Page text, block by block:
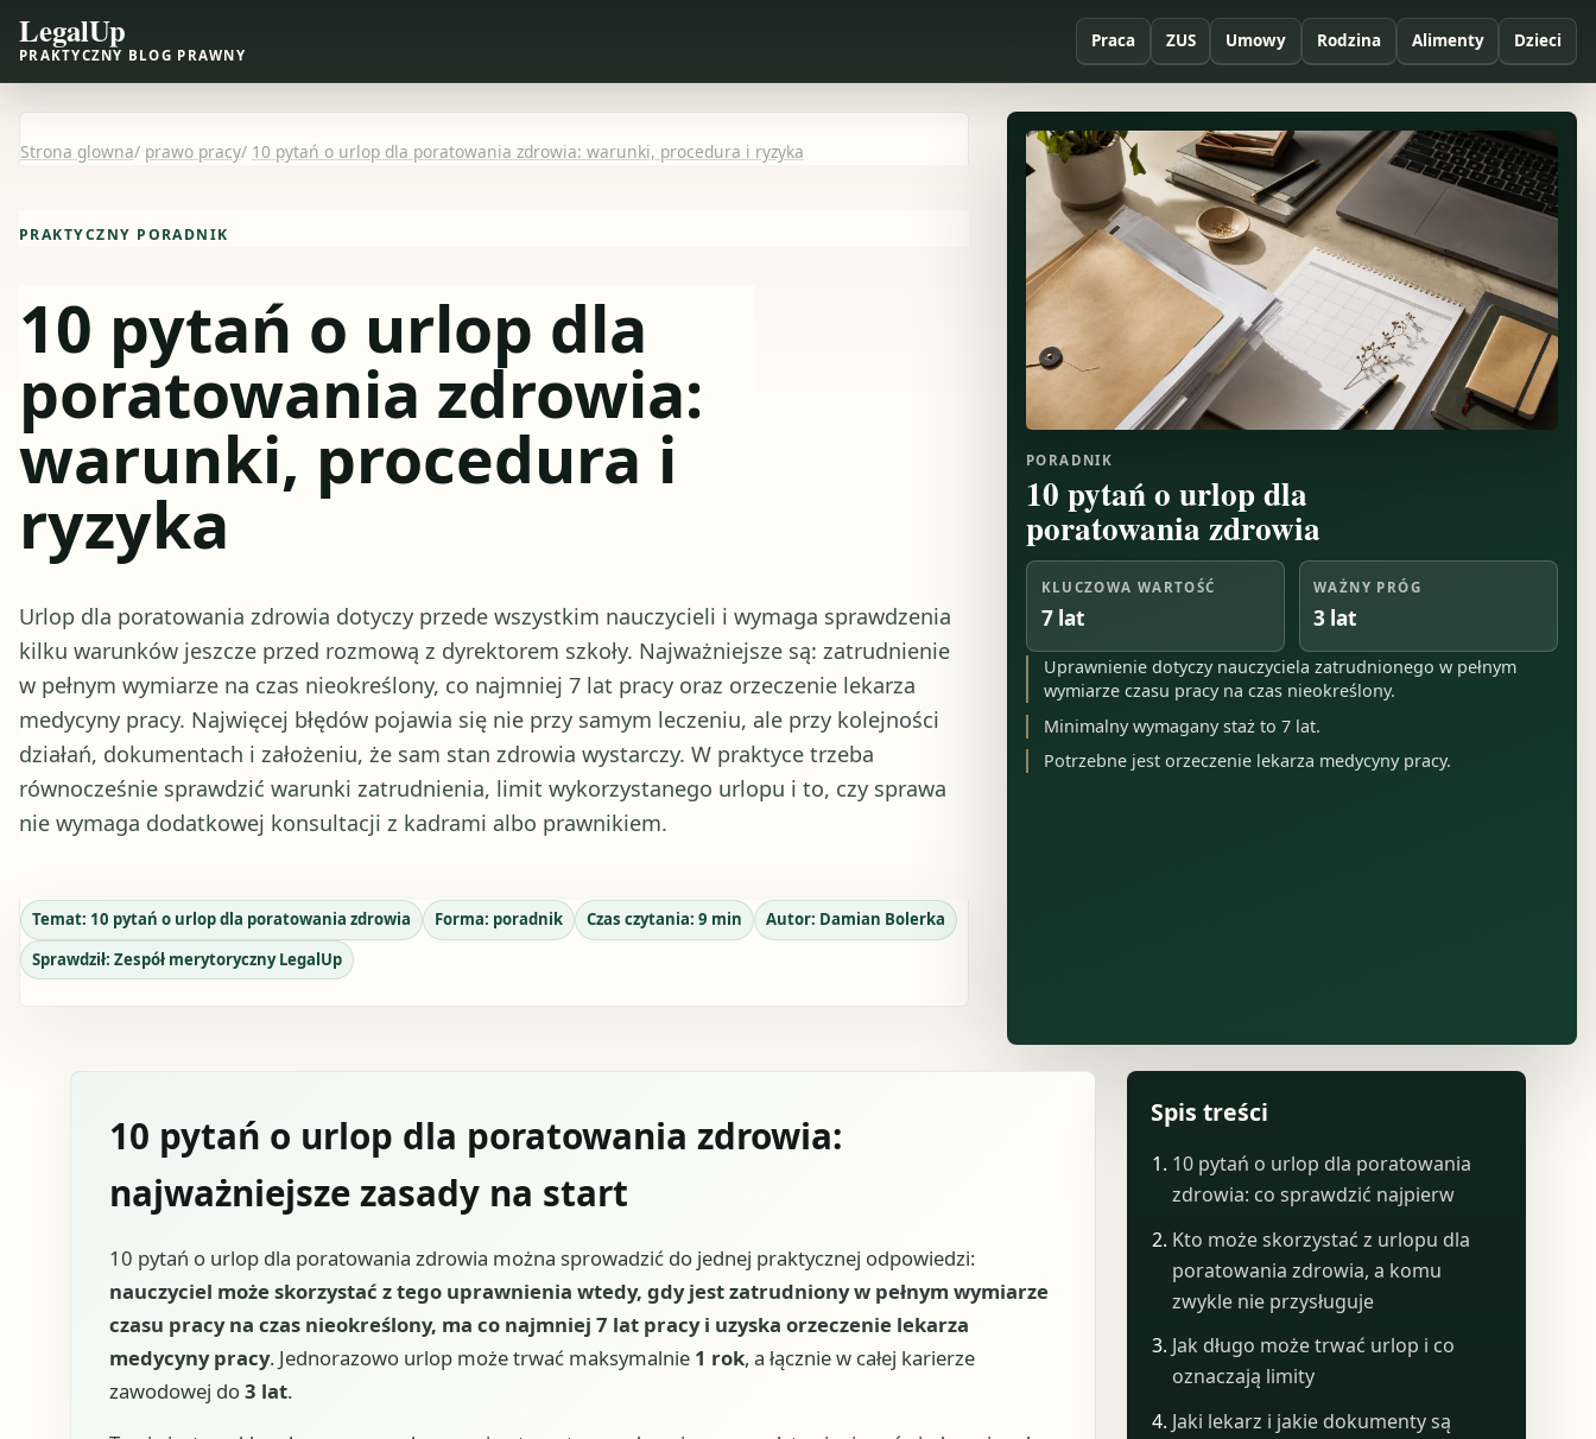
LegalUp
PRAKTYCZNY BLOG PRAWNY
Praca ZUS Umowy Rodzina Alimenty Dzieci
Strona glowna/ prawo pracy/ 10 pytań o urlop dla poratowania zdrowia: warunki, procedura i ryzyka
PRAKTYCZNY PORADNIK
10 pytań o urlop dla
poratowania zdrowia:
warunki, procedura i
ryzyka
Urlop dla poratowania zdrowia dotyczy przede wszystkim nauczycieli i wymaga sprawdzenia
kilku warunków jeszcze przed rozmową z dyrektorem szkoły. Najważniejsze są: zatrudnienie
w pełnym wymiarze na czas nieokreślony, co najmniej 7 lat pracy oraz orzeczenie lekarza
medycyny pracy. Najwięcej błędów pojawia się nie przy samym leczeniu, ale przy kolejności
działań, dokumentach i założeniu, że sam stan zdrowia wystarczy. W praktyce trzeba
równocześnie sprawdzić warunki zatrudnienia, limit wykorzystanego urlopu i to, czy sprawa
nie wymaga dodatkowej konsultacji z kadrami albo prawnikiem.
Temat: 10 pytań o urlop dla poratowania zdrowia Forma: poradnik Czas czytania: 9 min Autor: Damian Bolerka
Sprawdził: Zespół merytoryczny LegalUp
PORADNIK
10 pytań o urlop dla
poratowania zdrowia
KLUCZOWA WARTOŚĆ
7 lat
WAŻNY PRÓG
3 lat
Uprawnienie dotyczy nauczyciela zatrudnionego w pełnym
wymiarze czasu pracy na czas nieokreślony.
Minimalny wymagany staż to 7 lat.
Potrzebne jest orzeczenie lekarza medycyny pracy.
10 pytań o urlop dla poratowania zdrowia:
najważniejsze zasady na start
10 pytań o urlop dla poratowania zdrowia można sprowadzić do jednej praktycznej odpowiedzi:
nauczyciel może skorzystać z tego uprawnienia wtedy, gdy jest zatrudniony w pełnym wymiarze
czasu pracy na czas nieokreślony, ma co najmniej 7 lat pracy i uzyska orzeczenie lekarza
medycyny pracy. Jednorazowo urlop może trwać maksymalnie 1 rok, a łącznie w całej karierze
zawodowej do3 lat.
Spis treści
10 pytań o urlop dla poratowania
zdrowia: co sprawdzić najpierw
Kto może skorzystać z urlopu dla
poratowania zdrowia, a komu
zwykle nie przysługuje
Jak długo może trwać urlop i co
oznaczają limity
Jaki lekarz i jakie dokumenty są